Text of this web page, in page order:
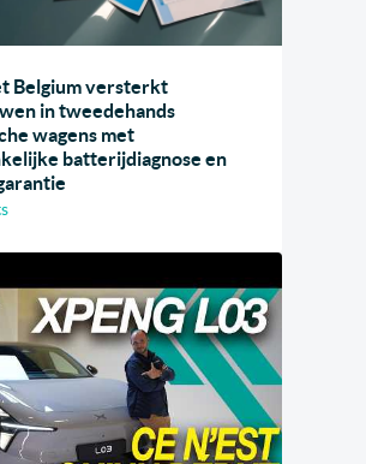
Belgium versterkt
in tweedehands
wagens met
batterijdiagnose en